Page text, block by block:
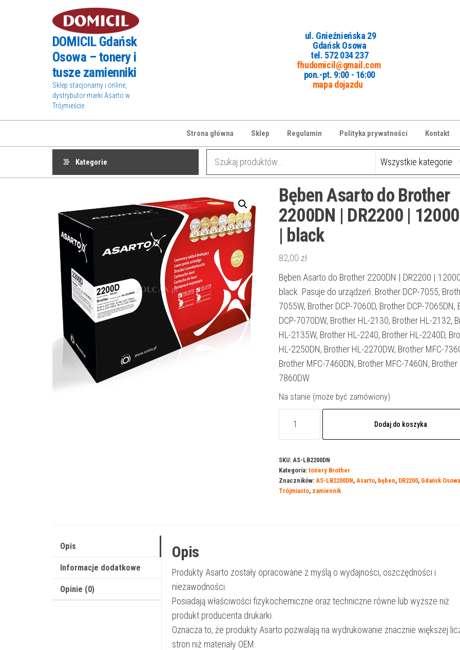
DOMICIL Gdańsk
Osowa – tonery i
tusze zamienniki
Sklep stacjonarny i online,
dystrybutor marki Asarto w
Trójmieście.
ul. Gnieźnieńska 29
Gdańsk Osowa
tel. 572 034 237
fhudomicil@gmail.com
pon.-pt. 9:00 - 16:00
mapa dojazdu
Strona główna Sklep Regulamin Polityka prywatności Kontakt
Kategorie
Bęben Asarto do Brother
2200DN | DR2200 |
| black
82,00 zł
Bęben Asarto do Brother 2200DN | DR2200 |
black. Pasuje do urządzeń: Brother DCP-7055,
7055W, Brother DCP-7060D, Brother DCP-7065DN,
DCP-7070DW, Brother HL-2130, Brother HL-2132,
HL-2135W, Brother HL-2240, Brother HL-2240D,
HL-2250DN, Brother HL-2270DW, Brother MFC-
Brother MFC-7460DN, Brother MFC-7460N, Brother
7860DW
Na stanie (może być zamówiony)
Bęben
do
Brother
2200DN
|
Dodaj do koszyka
SKU: AS-LB2200DN
Kategoria: tonery Brother
Znaczników: AS-LB2200DN, Asarto, bęben, DR2200, Gdańsk Osowa
Trójmiasto, zamiennik
Opis
Informacje dodatkowe
Opinie (0)
Opis
Produkty Asarto zostały opracowane z myślą o wydajności, oszczędności i
niezawodności.
Posiadają właściwości fizykochemiczne oraz techniczne równe lub wyższe niż
produkt producenta drukarki.
Oznacza to, że produkty Asarto pozwalają na wydrukowanie znacznie większej
stron niż materiały OEM.